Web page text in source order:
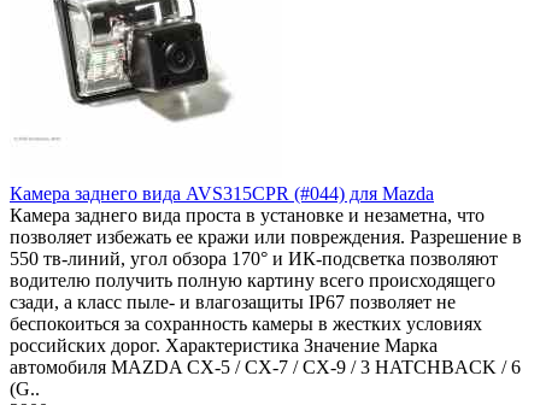
Камера заднего вида AVS315CPR (#044) для Mazda
Камера заднего вида проста в установке и незаметна, что
позволяет избежать ее кражи или повреждения. Разрешение в
550 тв-линий, угол обзора 170° и ИК-подсветка позволяют
водителю получить полную картину всего происходящего
сзади, а класс пыле- и влагозащиты IP67 позволяет не
беспокоиться за сохранность камеры в жестких условиях
российских дорог. Характеристика Значение Марка
автомобиля MAZDA СХ-5 / СХ-7 / СХ-9 / 3 HATCHBACK / 6
(G..